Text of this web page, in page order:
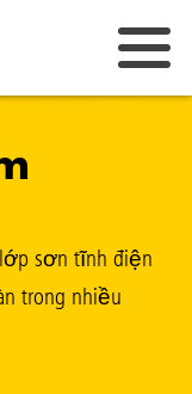
sơn tĩnh điện
trong nhiều